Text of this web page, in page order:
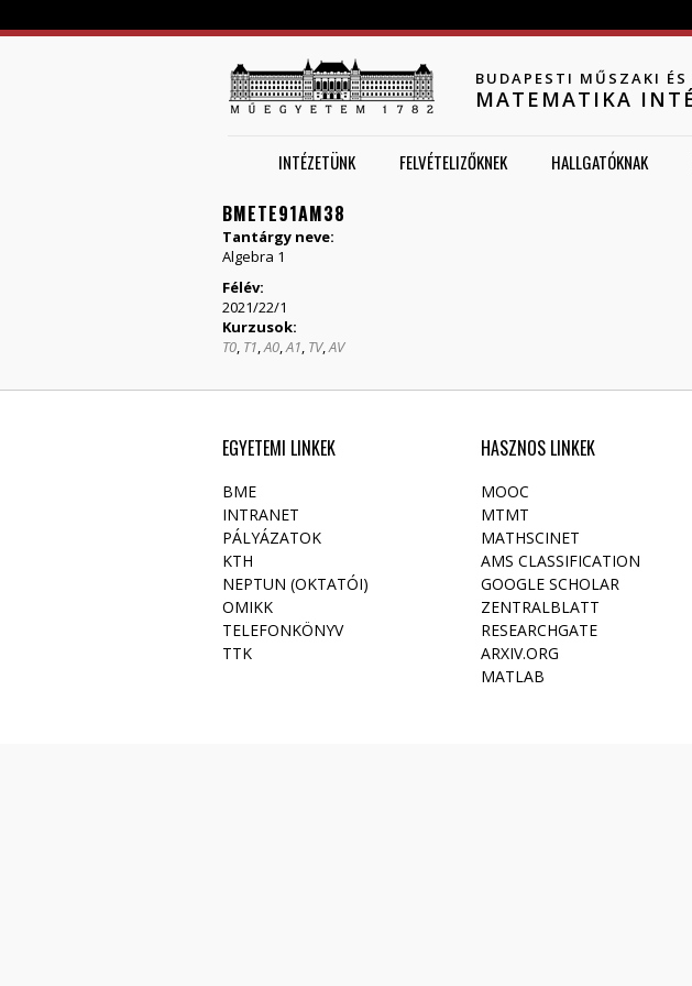
BUDAPESTI MŰSZAKI
MATEMATIKA
INTÉZETÜNK FELVÉTELIZŐKNEK HALLGATÓKNAK
BMETE91AM38
Tantárgy neve:
Algebra 1
Félév:
2021/22/1
Kurzusok:
T0, T1,A0,A1, TV,AV
EGYETEMI LINKEK
BME
INTRANET
PÁLYÁZATOK
KTH
NEPTUN (OKTATÓI)
OMIKK
TELEFONKÖNYV
TTK
HASZNOS LINKEK
MOOC
MTMT
MATHSCINET
AMS CLASSIFICATION
GOOGLE SCHOLAR
ZENTRALBLATT
RESEARCHGATE
ARXIV.ORG
MATLAB